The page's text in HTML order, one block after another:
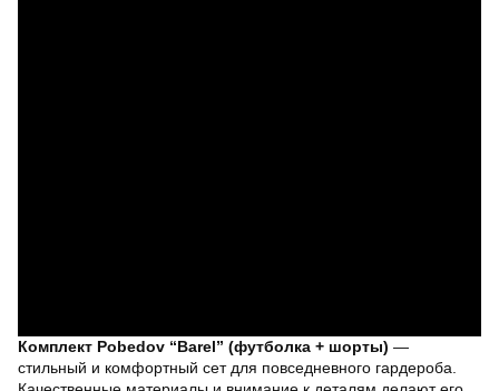
Комплект Pobedov “Barel” (футболка + шорты) —
стильный и комфортный сет для повседневного гардероба.